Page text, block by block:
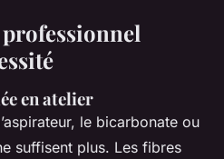
en atelier
le bicarbonate ou
suffisent plus. Les fibres